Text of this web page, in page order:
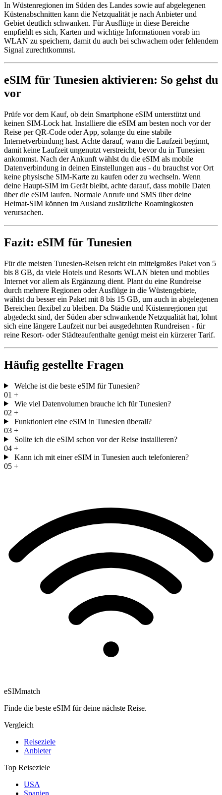
In Wüstenregionen im Süden des Landes sowie auf abgelegenen
Küstenabschnitten kann die Netzqualität je nach Anbieter und
Gebiet deutlich schwanken. Für Ausflüge in diese Bereiche
empfiehlt es sich, Karten und wichtige Informationen vorab im
WLAN zu speichern, damit du auch bei schwachem oder fehlendem
Signal zurechtkommst.
eSIM für Tunesien aktivieren: So gehst du
vor
Prüfe vor dem Kauf, ob dein Smartphone eSIM unterstützt und
keinen SIM-Lock hat. Installiere die eSIM am besten noch vor der
Reise per QR-Code oder App, solange du eine stabile
Internetverbindung hast. Achte darauf, wann die Laufzeit beginnt,
damit keine Laufzeit ungenutzt verstreicht, bevor du in Tunesien
ankommst. Nach der Ankunft wählst du die eSIM als mobile
Datenverbindung in deinen Einstellungen aus - du brauchst vor Ort
keine physische SIM-Karte zu kaufen oder zu wechseln. Wenn
deine Haupt-SIM im Gerät bleibt, achte darauf, dass mobile Daten
über die eSIM laufen. Normale Anrufe und SMS über deine
Heimat-SIM können im Ausland zusätzliche Roamingkosten
verursachen.
Fazit: eSIM für Tunesien
Für die meisten Tunesien-Reisen reicht ein mittelgroßes Paket von 5
bis 8 GB, da viele Hotels und Resorts WLAN bieten und mobiles
Internet vor allem als Ergänzung dient. Plant du eine Rundreise
durch mehrere Regionen oder Ausflüge in die Wüstengebiete,
wählst du besser ein Paket mit 8 bis 15 GB, um auch in abgelegenen
Bereichen flexibel zu bleiben. Da Städte und Küstenregionen gut
abgedeckt sind, der Süden aber schwankende Netzqualität hat, lohnt
sich eine längere Laufzeit nur bei ausgedehnten Rundreisen - für
reine Resort- oder Städteaufenthalte genügt meist ein kürzerer Tarif.
Häufig gestellte Fragen
Welche ist die beste eSIM für Tunesien?
01 +
Wie viel Datenvolumen brauche ich für Tunesien?
02 +
Funktioniert eine eSIM in Tunesien überall?
03 +
Sollte ich die eSIM schon vor der Reise installieren?
04 +
Kann ich mit einer eSIM in Tunesien auch telefonieren?
05 +
eSIMmatch
Finde die beste eSIM für deine nächste Reise.
Vergleich
Reiseziele
Anbieter
Top Reiseziele
USA
Spanien